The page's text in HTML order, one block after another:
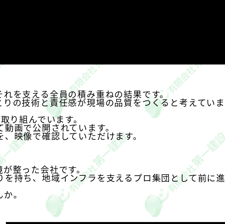
を支える全員の積み重ねの結果です。
りの技術と責任感が現場の品質をつくる と考えていま
り組んでいます。
動画で公開 されています。
映像で確認していただけます。
が整った会社です。
持ち、地域インフラを支えるプロ集団として前に進
。